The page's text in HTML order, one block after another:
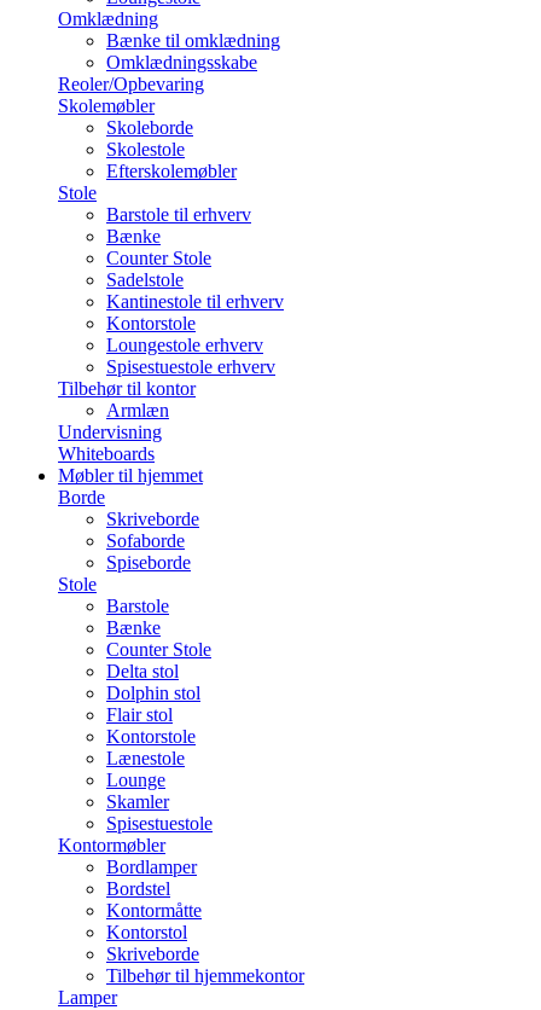
Omklædning
Bænke til omklædning
Omklædningsskabe
Reoler/Opbevaring
Skolemøbler
Skoleborde
Skolestole
Efterskolemøbler
Stole
Barstole til erhverv
Bænke
Counter Stole
Sadelstole
Kantinestole til erhverv
Kontorstole
Loungestole erhverv
Spisestuestole erhverv
Tilbehør til kontor
Armlæn
Undervisning
Whiteboards
Møbler til hjemmet
Borde
Skriveborde
Sofaborde
Spiseborde
Stole
Barstole
Bænke
Counter Stole
Delta stol
Dolphin stol
Flair stol
Kontorstole
Lænestole
Lounge
Skamler
Spisestuestole
Kontormøbler
Bordlamper
Bordstel
Kontormåtte
Kontorstol
Skriveborde
Tilbehør til hjemmekontor
Lamper